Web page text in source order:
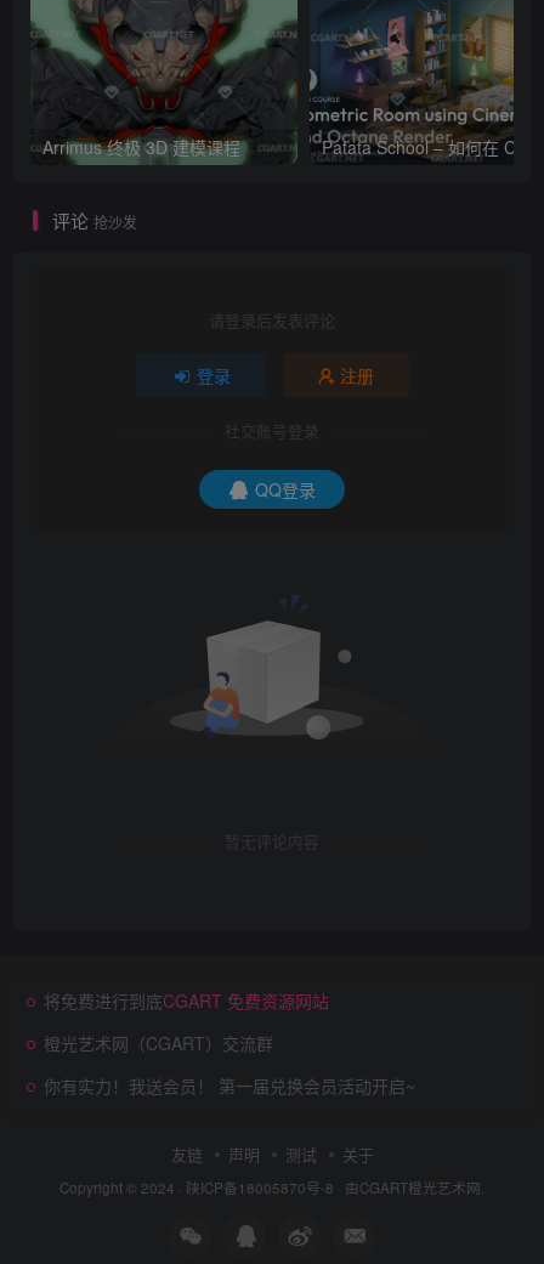
Arrimus 终极 3D 建模课程
评论 抢沙发
请登录后发表评论
登录 注册
社交账号登录
QQ登录
暂无评论内容
将免费进行到底CGART 免费资源网站
橙光艺术网（CGART）交流群
你有实力！我送会员！ 第一届兑换会员活动开启~
友链 声明 测试 关于
Copyright © 2024 · 陕ICP备18005870号-8 · 由CGART橙光艺术网.